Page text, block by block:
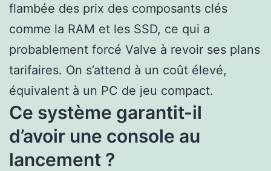
flambée des prix des composants clés
comme la RAM et les SSD, ce qui a
probablement forcé Valve à revoir ses plans
tarifaires. On s’attend à un coût élevé,
équivalent à un PC de jeu compact.
Ce système garantit-il
d’avoir une console au
lancement ?